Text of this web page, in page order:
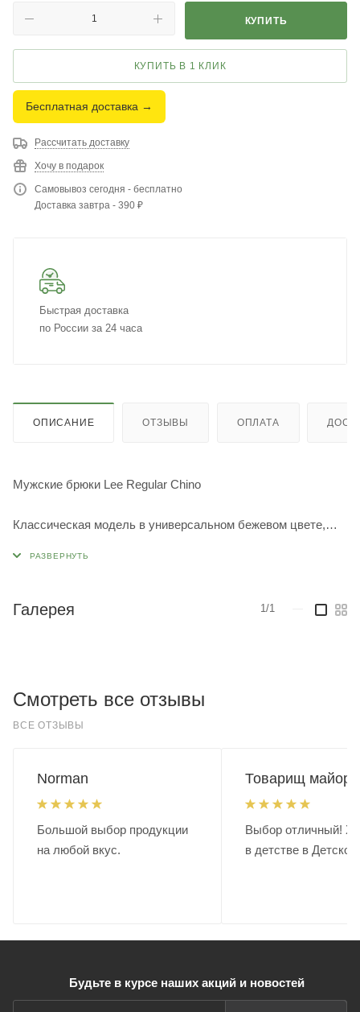
КУПИТЬ
КУПИТЬ В 1 КЛИК
Бесплатная доставка →
Рассчитать доставку
Хочу в подарок
Самовывоз сегодня - бесплатно
Доставка завтра - 390 ₽
Быстрая доставка
по России за 24 часа
ОПИСАНИЕ ОТЗЫВЫ ОПЛАТА
Мужские брюки Lee Regular Chino
Классическая модель в универсальном бежевом цвете,
Характеристики:
стесняет движений.
Цвет: Элегантный бежевый, универсальный и стильный.
Лаконичный дизайн, подходящий для создания как
повседневных, так и более официальных образов.
Эти брюки — это сочетание стиля, комфорта и
Галерея 1/1
Смотреть все отзывы
ВСЕ ОТЗЫВЫ
Norman
Большой выбор продукции
на любой вкус.
Товарищ майор.
Выбор отличный!
в детстве в
Будьте в курсе наших акций и новостей